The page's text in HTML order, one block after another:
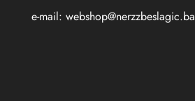
e-mail: webshop@nerzzbeslagic.ba